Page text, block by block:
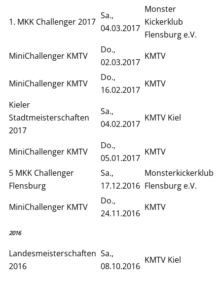
1. MKK Challenger 2017
Sa.,
04.03.2017
Monster
Kickerklub
Flensburg e.V.
MiniChallenger KMTV
Do.,
02.03.2017
KMTV
MiniChallenger KMTV
Do.,
16.02.2017
KMTV
Kieler
Stadtmeisterschaften
2017
Sa.,
04.02.2017
KMTV Kiel
MiniChallenger KMTV
Do.,
05.01.2017
KMTV
5 MKK Challenger
Flensburg
Sa.,
17.12.2016
Monsterkickerklub
Flensburg e.V.
MiniChallenger KMTV
Do.,
24.11.2016
KMTV
2016
Landesmeisterschaften
2016
Sa.,
08.10.2016
KMTV Kiel